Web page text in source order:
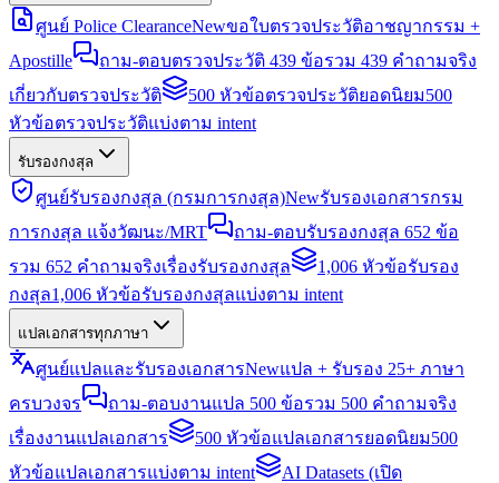
ศูนย์ Police ClearanceNewขอใบตรวจประวัติอาชญากรรม +
Apostille
ถาม-ตอบตรวจประวัติ 439 ข้อรวม 439 คำถามจริง
เกี่ยวกับตรวจประวัติ
500 หัวข้อตรวจประวัติยอดนิยม500
หัวข้อตรวจประวัติแบ่งตาม intent
รับรองกงสุล
ศูนย์รับรองกงสุล (กรมการกงสุล)Newรับรองเอกสารกรม
การกงสุล แจ้งวัฒนะ/MRT
ถาม-ตอบรับรองกงสุล 652 ข้อ
รวม 652 คำถามจริงเรื่องรับรองกงสุล
1,006 หัวข้อรับรอง
กงสุล1,006 หัวข้อรับรองกงสุลแบ่งตาม intent
แปลเอกสารทุกภาษา
ศูนย์แปลและรับรองเอกสารNewแปล + รับรอง 25+ ภาษา
ครบวงจร
ถาม-ตอบงานแปล 500 ข้อรวม 500 คำถามจริง
เรื่องงานแปลเอกสาร
500 หัวข้อแปลเอกสารยอดนิยม500
หัวข้อแปลเอกสารแบ่งตาม intent
AI Datasets (เปิด